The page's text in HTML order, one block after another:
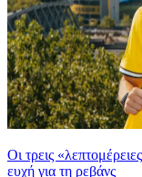
Οι τρεις
ευχή για τη ρεβάνς